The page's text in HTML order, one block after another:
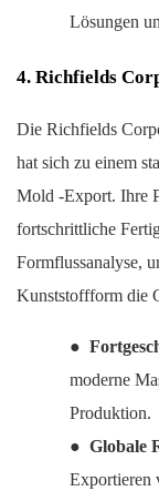
Lösungen
4. Richfields
Die Richfields
hat sich zu einem
Mold -Export. Ihre
fortschrittliche
Formflussanalyse,
Kunststoffform die
●
moderne
Produktion.
● Globale
Exportieren